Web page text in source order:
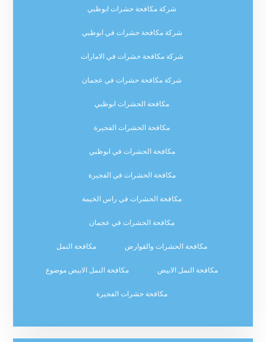
شركة مكافحة حشرات ابوظبي
شركة مكافحة حشرات في ابوظبي
شركة مكافحة حشرات في الامارات
شركة مكافحة حشرات في عجمان
مكافحة الحشرات ابوظبي
مكافحة الحشرات الفجيرة
مكافحة الحشرات في ابوظبي
مكافحة الحشرات في الفجيرة
مكافحة الحشرات في راس الخيمة
مكافحة الحشرات في عجمان
مكافحة الحشرات والقوارض مكافحة النمل
مكافحة النمل الابيض مكافحة النمل الابيض موضوع
مكافحة حشرات الفجيرة